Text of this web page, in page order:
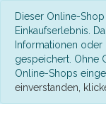
Dieser Online-
Einkaufserlebnis.
Informationen
gespeichert. Ohne
Online-Shops
einverstanden,